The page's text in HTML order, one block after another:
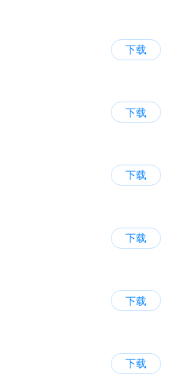
下载
下载
下载
下载
下载
下载